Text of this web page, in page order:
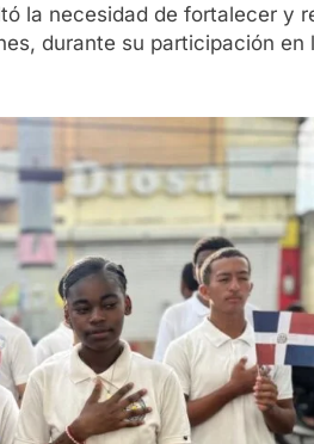
la necesidad de fortalecer y
durante su participación en